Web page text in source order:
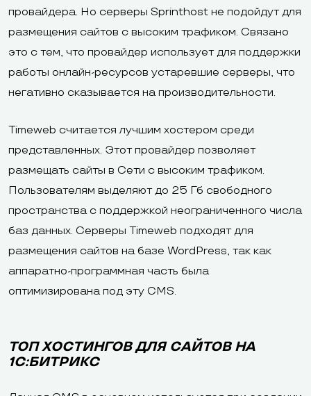
провайдера. Но серверы Sprinthost не подойдут для
размещения сайтов с высоким трафиком. Связано
это с тем, что провайдер использует для поддержки
работы онлайн-ресурсов устаревшие серверы, что
негативно сказывается на производительности.
Timeweb считается лучшим хостером среди
представленных. Этот провайдер позволяет
размещать сайты в Сети с высоким трафиком.
Пользователям выделяют до 25 Гб свободного
пространства с поддержкой неограниченного числа
баз данных. Серверы Timeweb подходят для
размещения сайтов на базе WordPress, так как
аппаратно-программная часть была
оптимизирована под эту CMS.
ТОП ХОСТИНГОВ ДЛЯ САЙТОВ НА
1С:БИТРИКС